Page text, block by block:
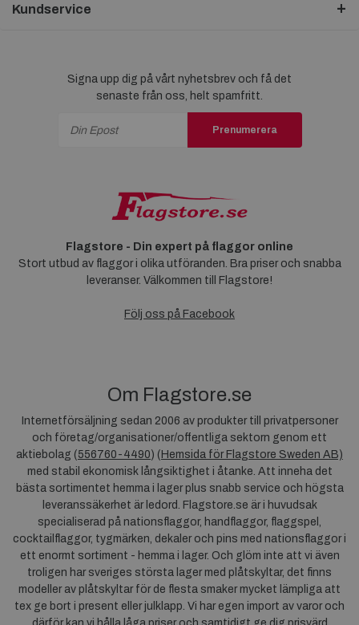
Kundservice
Signa upp dig på vårt nyhetsbrev och få det
senaste från oss, helt spamfritt.
Prenumerera
Flagstore - Din expert på flaggor online
Stort utbud av flaggor i olika utföranden. Bra priser och snabba
leveranser. Välkommen till Flagstore!
Följ oss på Facebook
Om Flagstore.se
Internetförsäljning sedan 2006 av produkter till privatpersoner
och företag/organisationer/offentliga sektorn genom ett
aktiebolag (556760-4490) ( Hemsida för Flagstore Sweden AB)
med stabil ekonomisk långsiktighet i åtanke. Att inneha det
bästa sortimentet hemma i lager plus snabb service och högsta
leveranssäkerhet är ledord. Flagstore.se är i huvudsak
specialiserad på nationsflaggor, handflaggor, flaggspel,
cocktailflaggor, tygmärken, dekaler och pins med nationsflaggor i
ett enormt sortiment - hemma i lager. Och glöm inte att vi även
troligen har sveriges största lager med plåtskyltar, det finns
modeller av plåtskyltar för de flesta smaker mycket lämpliga att
tex ge bort i present eller julklapp. Vi har egen import av varor och